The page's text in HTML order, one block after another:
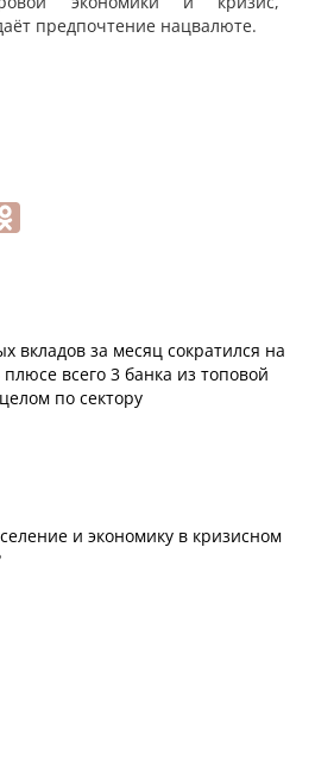
предпочтение нацвалюте.
вкладов за месяц сократился на
всего 3 банка из топовой
по сектору
и экономику в кризисном